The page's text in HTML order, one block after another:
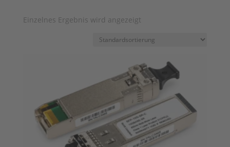
Einzelnes Ergebnis wird angezeigt